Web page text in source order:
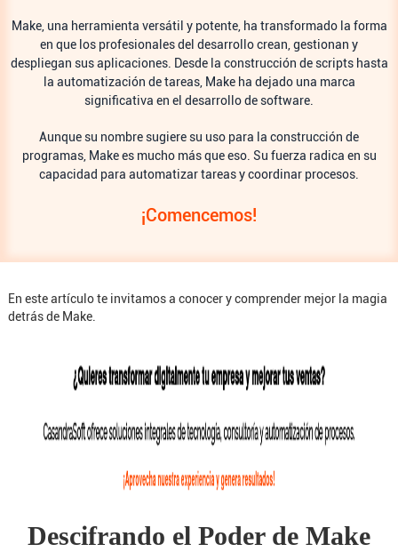
Make, una herramienta versátil y potente, ha transformado la forma
en que los profesionales del desarrollo crean, gestionan y
despliegan sus aplicaciones. Desde la construcción de scripts hasta
la automatización de tareas, Make ha dejado una marca
significativa en el desarrollo de software.
Aunque su nombre sugiere su uso para la construcción de
programas, Make es mucho más que eso. Su fuerza radica en su
capacidad para automatizar tareas y coordinar procesos.
¡Comencemos!
En este artículo te invitamos a conocer y comprender mejor la magia
detrás de Make.
Descifrando el Poder de Make